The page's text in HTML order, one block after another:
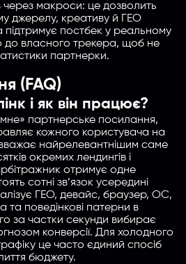
через макроси: це дозволить
джерелу, креативу й ГЕО
постбек у реальному
до власного трекера, щоб не
партнерки.
(FAQ)
і як він працює?
партнерське посилання,
кожного користувача на
найрелевантнішим саме
окремих лендингів і
отримує одне
сотні зв’язок усередині
ГЕО, девайс, браузер, ОС,
та поведінкові патерни в
за частки секунди вибирає
конверсії. Для холодного
це часто єдиний спосіб
бюджету.